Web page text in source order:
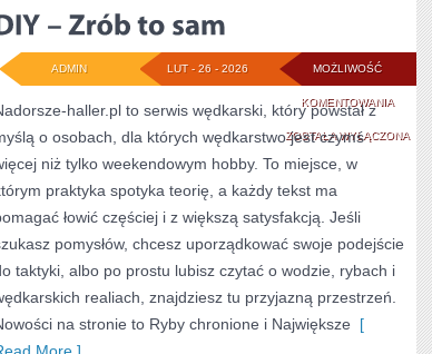
MOŻLIWOŚĆ
KOMENTOWANIADIY
–
ZRÓB
SAM
ZOSTAŁA WYŁĄCZONA
LUT - 26 - 2026
ADMIN
haller.pl to serwis wędkarski, który powstał z
o osobach, dla których wędkarstwo jest czymś
niż tylko weekendowym hobby. To miejsce, w
praktyka spotyka teorię, a każdy tekst ma
łowić częściej i z większą satysfakcją. Jeśli
pomysłów, chcesz uporządkować swoje podejście
taktyki, albo po prostu lubisz czytać o wodzie, rybach i
realiach, znajdziesz tu przyjazną przestrzeń.
na stronie to Ryby chronione i Największe [